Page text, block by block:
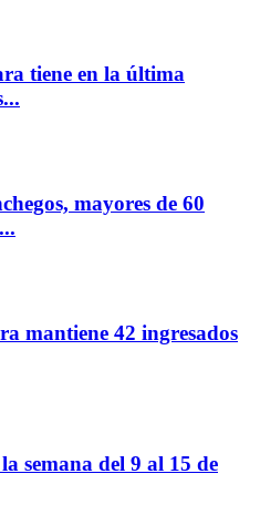
tiene en la última
mayores de 60
mantiene 42 ingresados
semana del 9 al 15 de